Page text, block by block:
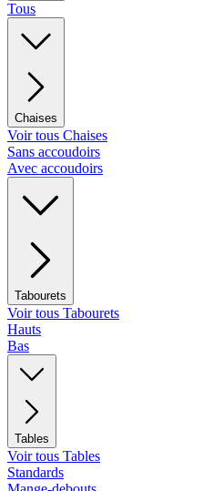
Tous
Chaises
Voir tous Chaises
Sans accoudoirs
Avec accoudoirs
Tabourets
Voir tous Tabourets
Hauts
Bas
Tables
Voir tous Tables
Standards